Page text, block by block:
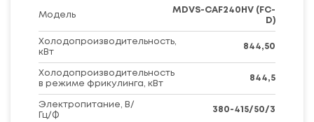
Модель
MDVS-CAF240HV (FC-
D)
Холодопроизводительность,
кВт
844,50
Холодопроизводительность
в режиме фрикулинга, кВт
844,5
Электропитание, В/
Гц/Ф
380-415/50/3